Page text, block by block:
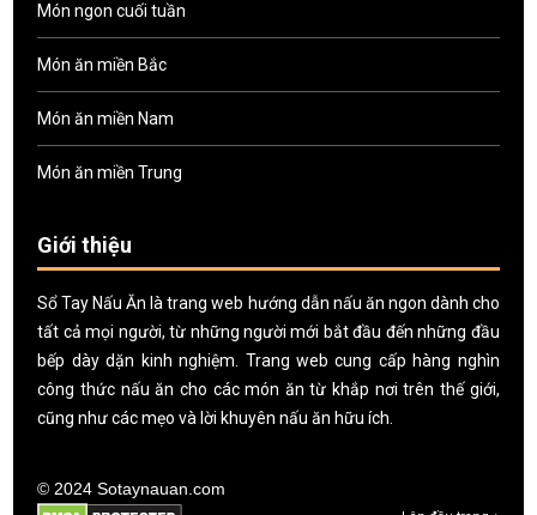
Món ngon cuối tuần
Món ăn miền Bắc
Món ăn miền Nam
Món ăn miền Trung
Giới thiệu
Sổ Tay Nấu Ăn là trang web hướng dẫn nấu ăn ngon dành cho
tất cả mọi người, từ những người mới bắt đầu đến những đầu
bếp dày dặn kinh nghiệm. Trang web cung cấp hàng nghìn
công thức nấu ăn cho các món ăn từ khắp nơi trên thế giới,
cũng như các mẹo và lời khuyên nấu ăn hữu ích.
© 2024 Sotaynauan.com